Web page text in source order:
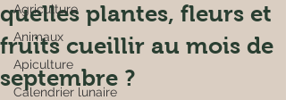
Agriculture
Animaux
Apiculture
Calendrier lunaire
quelles plantes, fleurs et
fruits cueillir au mois de
septembre ?